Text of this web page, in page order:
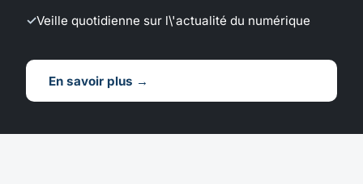
Veille quotidienne sur l\'actualité du numérique
En savoir plus →